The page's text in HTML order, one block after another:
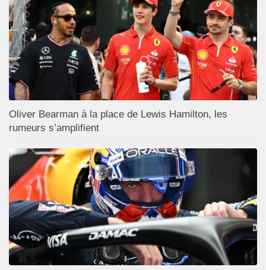
Oliver Bearman à la place de Lewis Hamilton, les
rumeurs s’amplifient